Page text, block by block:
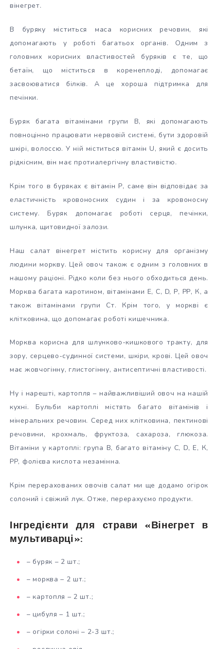
вінегрет.
В буряку міститься маса корисних речовин, які
допомагають у роботі багатьох органів. Одним з
головних корисних властивостей буряків є те, що
бетаїн, що міститься в коренеплоді, допомагає
засвоюватися білків. А це хороша підтримка для
печінки.
Буряк багата вітамінами групи В, які допомагають
повноцінно працювати нервовій системі, бути здоровій
шкірі, волоссю. У ній міститься вітамін U, який є досить
рідкісним, він має протиалергічну властивістю.
Крім того в буряках є вітамін Р, саме він відповідає за
еластичність кровоносних судин і за кровоносну
систему. Буряк допомагає роботі серця, печінки,
шлунка, щитовидної залози.
Наш салат вінегрет містить корисну для організму
людини моркву. Цей овоч також є одним з головних в
нашому раціоні. Рідко коли без нього обходиться день.
Морква багата каротином, вітамінами Е, С, D, Р, РР, К, а
також вітамінами групи Ст. Крім того, у моркві є
клітковина, що допомагає роботі кишечника.
Морква корисна для шлунково-кишкового тракту, для
зору, серцево-судинної системи, шкіри, крові. Цей овоч
має жовчогінну, глистогінну, антисептичні властивості.
Ну і нарешті, картопля – найважливіший овоч на нашій
кухні. Бульби картоплі містять багато вітамінів і
мінеральних речовин. Серед них клітковина, пектинові
речовини, крохмаль, фруктоза, сахароза, глюкоза.
Вітаміни у картоплі: група В, багато вітаміну С, D, Е, К,
РР, фолієва кислота незамінна.
Крім перерахованих овочів салат ми ще додамо огірок
солоний і свіжий лук. Отже, перерахуємо продукти.
Інгредієнти для страви «Вінегрет в
мультиварці»:
– буряк – 2 шт.;
– морква – 2 шт.;
– картопля – 2 шт.;
– цибуля – 1 шт.;
– огірки солоні – 2-3 шт.;